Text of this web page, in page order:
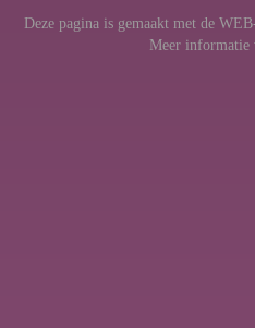
Deze pagina is gemaakt met de
Meer informatie